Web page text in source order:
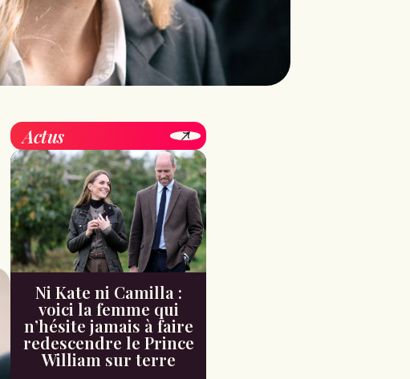
Actus
Ni Kate ni Camilla :
voici la femme qui
n’hésite jamais à faire
redescendre le Prince
William sur terre